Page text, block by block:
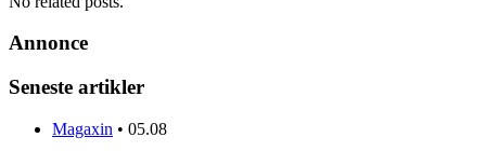
Annonce
Seneste artikler
Magaxin • 05.08